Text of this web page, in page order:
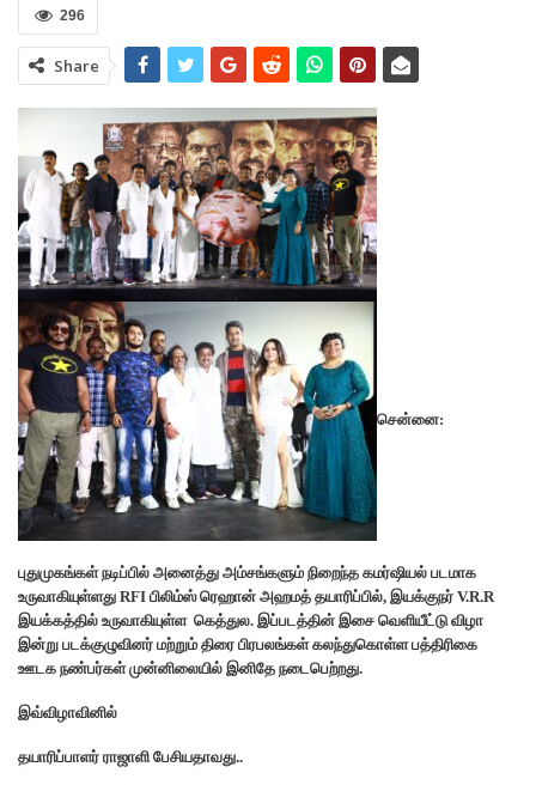
296
Share
சென்னை:
புதுமுகங்கள் நடிப்பில் அனைத்து அம்சங்களும் நிறைந்த கமர்ஷியல் படமாக
உருவாகியுள்ளது RFI பிலிம்ஸ் ரெஹான் அஹமத் தயாரிப்பில், இயக்குநர் V.R.R
இயக்கத்தில் உருவாகியுள்ள கெத்துல. இப்படத்தின் இசை வெளியீட்டு விழா
இன்று படக்குழுவினர் மற்றும் திரை பிரபலங்கள் கலந்துகொள்ள பத்திரிகை
ஊடக நண்பர்கள் முன்னிலையில் இனிதே நடைபெற்றது.
இவ்விழாவினில்
தயாரிப்பாளர் ராஜாளி பேசியதாவது..